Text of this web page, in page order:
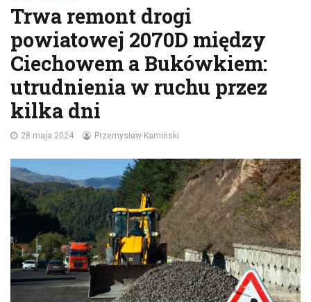
Trwa remont drogi
powiatowej 2070D między
Ciechowem a Bukówkiem:
utrudnienia w ruchu przez
kilka dni
28 maja 2024 Przemysław Kamiński